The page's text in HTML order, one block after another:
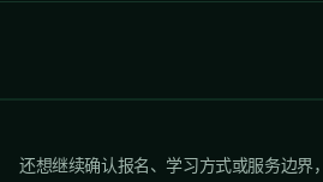
还想继续确认报名、学习方式或服务边界